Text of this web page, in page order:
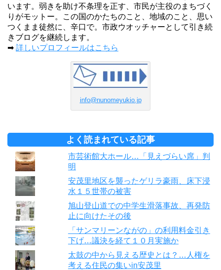
います。弱きを助け不条理を正す、市民が主役のまちづく
りがモットー。この国のかたちのこと、地域のこと、思い
つくまま徒然に、辛口で。市政ウオッチャーとして引き続
きブログを継続します。
➡ 詳しいプロフィールはこちら
info@nunomeyukio.jp
よく読まれている記事
市芸術館大ホール…「見えづらい席」判
明
安茂里地区を襲ったゲリラ豪雨、床下浸
水１５世帯の被害
旭山登山道での中学生滑落事故、再発防
止に向けたその後
「サンマリーンながの」の利用料金引き
下げ…議決を経て１０月実施か
太鼓の中から見える歴史とは？…人権を
考える住民の集いin安茂里